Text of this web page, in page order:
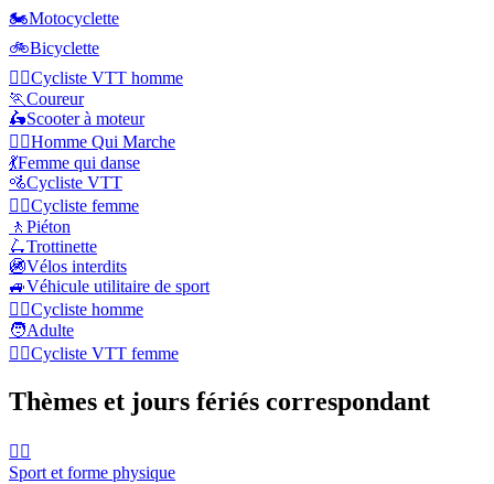
🏍️Motocyclette
🚲Bicyclette
🚵‍♂️Cycliste VTT homme
🏃Coureur
🛵Scooter à moteur
🚶‍♂️Homme Qui Marche
💃Femme qui danse
🚵Cycliste VTT
🚴‍♀️Cycliste femme
🚶 Piéton
🛴Trottinette
🚳Vélos interdits
🚙Véhicule utilitaire de sport
🚴‍♂️Cycliste homme
🧑Adulte
🚵‍♀️Cycliste VTT femme
Thèmes et jours fériés correspondant
🤾‍♀️
Sport et forme physique